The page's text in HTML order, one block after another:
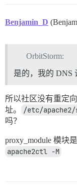
## TODO: 此
## 必填项。
## 如果希望容器
## 示例：
## TODO: 用于验
# 警告：SMTP 密
Benjamin_D
OrbitStorm:
是的，我的 DNS
所以社区没有重定
址。
/etc/
吗？
proxy_module 模块
apache2ctl -M